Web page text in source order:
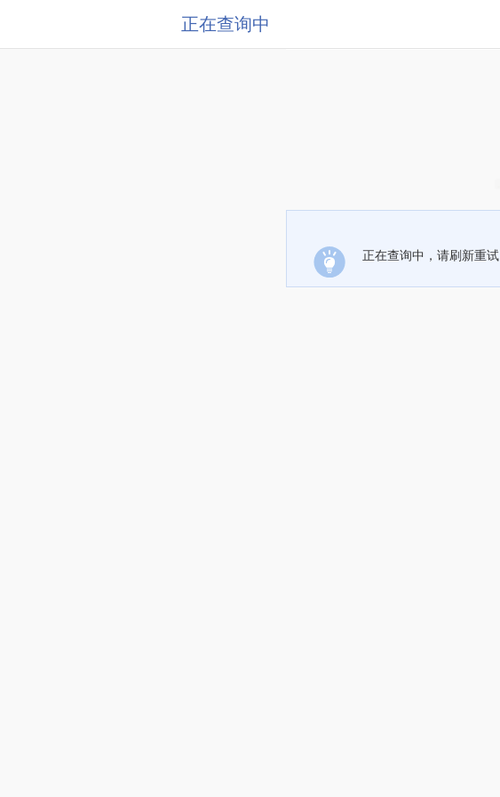
正在查询中
正在查询中，请刷新重试